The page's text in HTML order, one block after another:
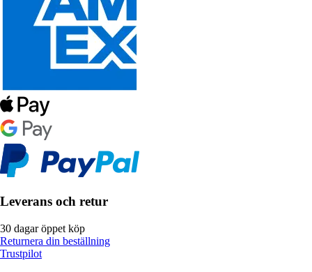
Leverans och retur
30 dagar öppet köp
Returnera din beställning
Trustpilot